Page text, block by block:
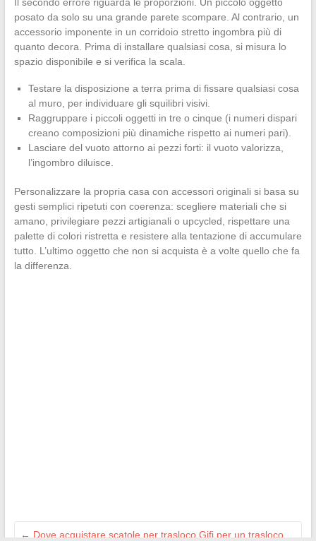
Il secondo errore riguarda le proporzioni. Un piccolo oggetto
posato da solo su una grande parete scompare. Al contrario, un
accessorio imponente in un corridoio stretto ingombra più di
quanto decora. Prima di installare qualsiasi cosa, si misura lo
spazio disponibile e si verifica la scala.
Testare la disposizione a terra prima di fissare qualsiasi cosa
al muro, per individuare gli squilibri visivi.
Raggruppare i piccoli oggetti in tre o cinque (i numeri dispari
creano composizioni più dinamiche rispetto ai numeri pari).
Lasciare del vuoto attorno ai pezzi forti: il vuoto valorizza,
l’ingombro diluisce.
Personalizzare la propria casa con accessori originali si basa su
gesti semplici ripetuti con coerenza: scegliere materiali che si
amano, privilegiare pezzi artigianali o upcycled, rispettare una
palette di colori ristretta e resistere alla tentazione di accumulare
tutto. L’ultimo oggetto che non si acquista è a volte quello che fa
la differenza.
← Dove acquistare scatole per trasloco Gifi per un trasloco